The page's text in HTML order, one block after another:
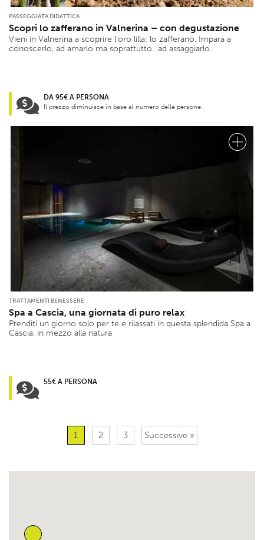
PASSEGGIATA DIDATTICA
Scopri lo zafferano in Valnerina – con degustazione
Vieni in Valnerina a scoprire l’oro lilla: lo zafferano. Impara a
conoscerlo, ad amarlo ma soprattutto…ad assaggiarlo.
DA 95€ A PERSONA
Il prezzo diminuisce in base al numero delle persone.
TRATTAMENTI BENESSERE
Spa a Cascia, una giornata di puro relax
Prenditi un giorno solo per te e rilassati in questa splendida Spa a
Cascia, in mezzo alla natura
55€ A PERSONA
1 2 3 Successive »